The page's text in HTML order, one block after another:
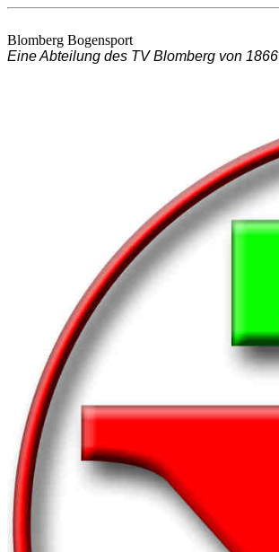
Blomberg Bogensport
Eine Abteilung des TV Blomberg von 1866